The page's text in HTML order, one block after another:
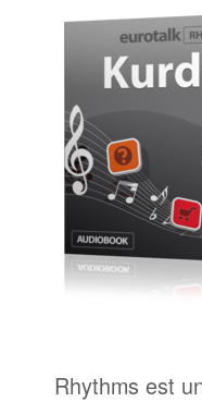
Rhythms est